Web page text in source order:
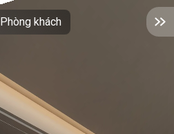
Phòng khách